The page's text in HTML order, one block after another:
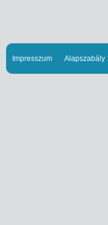
Impresszum Alapszabály